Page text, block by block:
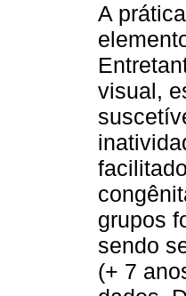
A
visual,
grupos
sendo
(+ 7